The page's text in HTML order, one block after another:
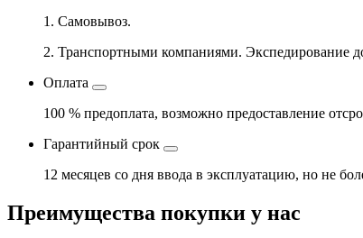
1. Самовывоз.
2. Транспортными компаниями. Экспедирование
Оплата
100 % предоплата, возможно предоставление
Гарантийный срок
12 месяцев со дня ввода в эксплуатацию, но не
Преимущества покупки у нас